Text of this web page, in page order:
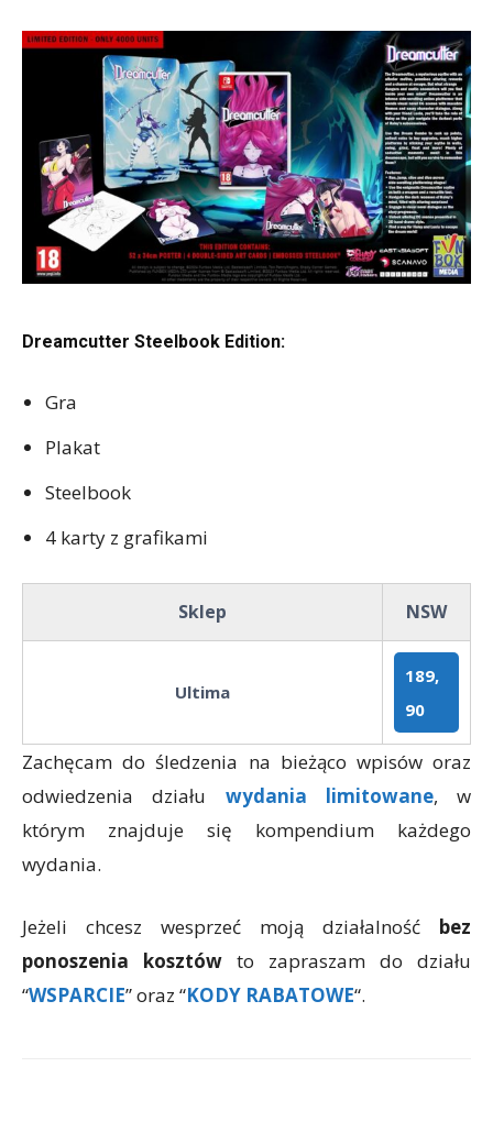
Dreamcutter Steelbook Edition:
Gra
Plakat
Steelbook
4 karty z grafikami
Sklep NSW
Ultima
189,
90
Zachęcam do śledzenia na bieżąco wpisów oraz
odwiedzenia działu wydania limitowane, w
którym znajduje się kompendium każdego
wydania.
Jeżeli chcesz wesprzeć moją działalność bez
ponoszenia kosztów to zapraszam do działu
“WSPARCIE” oraz “KODY RABATOWE“.